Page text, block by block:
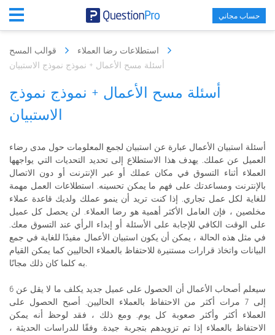
حساب مجاني
أسئلة مسح الأعمال + نموذج نموذج الاستبيان
أسئلة مسح الأعمال + نموذج نموذج
الاستبيان
أسئلة استبيان الأعمال عبارة عن استبيان لجمع المعلومات حول مدى رضاء
العميل عن عملك. يهدف هذا الاستطلاع إلى تحديد التحديات التي يواجهها
العملاء أثناء التسوق في مكان عملك أو عبر الإنترنت أو دون الاتصال
بالإنترنت ومساعدتك على فهم ما يمكن تحسينه. استطلاعات العمل مهمة
للغاية لكل عمل تجاري. إذا كنت تريد أن ينمو عملك ولديك قاعدة عملاء
مخلصين ، فإن العامل الأكثر أهمية هو رضا العملاء. لن يحصل كل عميل
على الوقت الكافي للإجابة على الأسئلة أو إبداء الرأي عند التسوق معك.
في مثل هذه الحالة ، يمكن أن يكون استبيان الأعمال مفيدًا للغاية في جمع
البيانات واتخاذ قرارات مستنيرة للاحتفاظ بالعملاء الحاليين كما يمكن القيام
به كلما كان ذلك مجانًا.
سيعلم أصحاب الأعمال أن الحصول على عميل جديد يكلف ما لا يقل عن 6
إلى 7 مرات أكثر من الاحتفاظ بالعملاء الحاليين. أصبح الحصول على
العملاء أكثر وأكثر صعوبة كل يوم. ومع ذلك ، فقد لوحظ أنه يمكن
الاحتفاظ بالعملاء إذا تم تزويدهم بتجربة جيدة. وفقًا للدراسات الحديثة ،